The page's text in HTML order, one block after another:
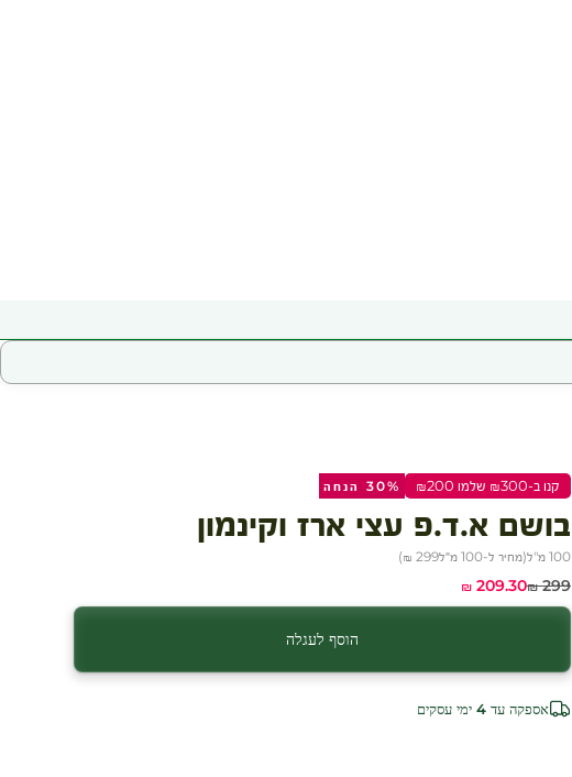
קנו ב-₪300 שלמו ₪200 30% הנחה
בושם א.ד.פ עצי ארז וקינמון
100 מ"ל (מחיר ל-100 מ״ל 299 ₪
)
מחיר מבצע
209.30 ₪מחיר רגיל
299 ₪
הוסף לעגלה
אספקה עד 4 ימי עסקים